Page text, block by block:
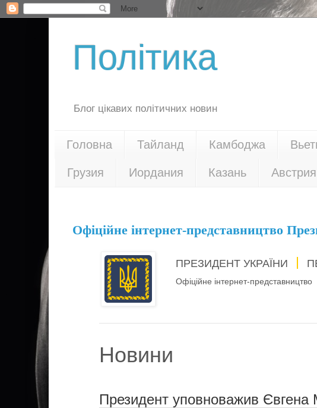
Політика
Блог цікавих політичних новин
Головна Тайланд Камбоджа
Грузия Иордания Казань Австрия
Офіційне інтернет-представництво
ПРЕЗИДЕНТ УКРАЇНИ
Офіційне інтернет-представництво
Новини
Президент уповноважив Євгена